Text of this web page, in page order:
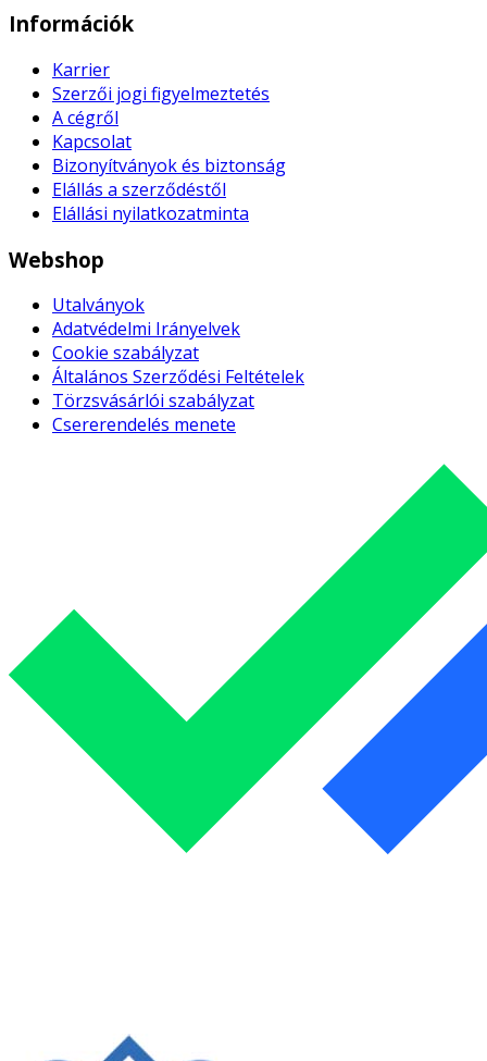
Információk
Karrier
Szerzői jogi figyelmeztetés
A cégről
Kapcsolat
Bizonyítványok és biztonság
Elállás a szerződéstől
Elállási nyilatkozatminta
Webshop
Utalványok
Adatvédelmi Irányelvek
Cookie szabályzat
Általános Szerződési Feltételek
Törzsvásárlói szabályzat
Csererendelés menete